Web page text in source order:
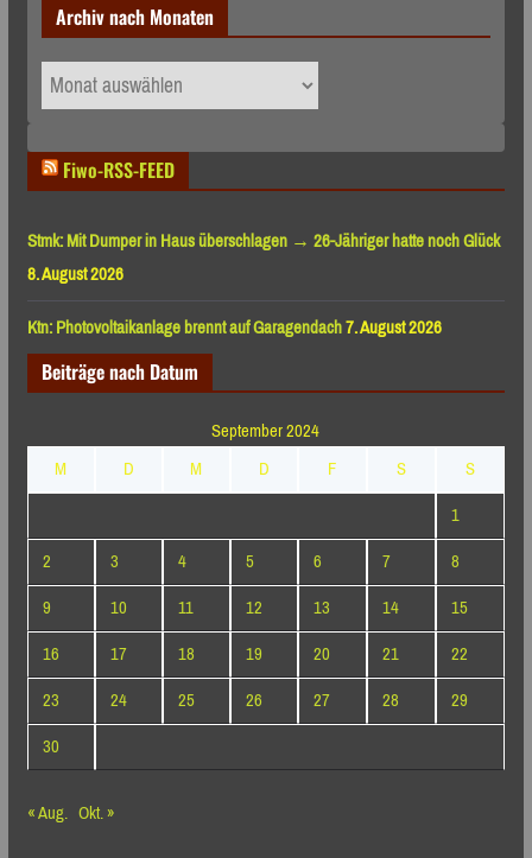
Archiv nach Monaten
Archiv
nach
Fiwo-RSS-FEED
Stmk: Mit Dumper in Haus überschlagen → 26-Jähriger hatte noch Glück
8. August 2026
Ktn: Photovoltaikanlage brennt auf Garagendach7. August 2026
Beiträge nach Datum
September 2024
M
D M D F S
S
1
2
3 4 5 6 7
8
9
10 11 12 13 14
15
16
17 18 19 20 21
22
23
24 25 26 27 28
29
30
« Aug. Okt. »